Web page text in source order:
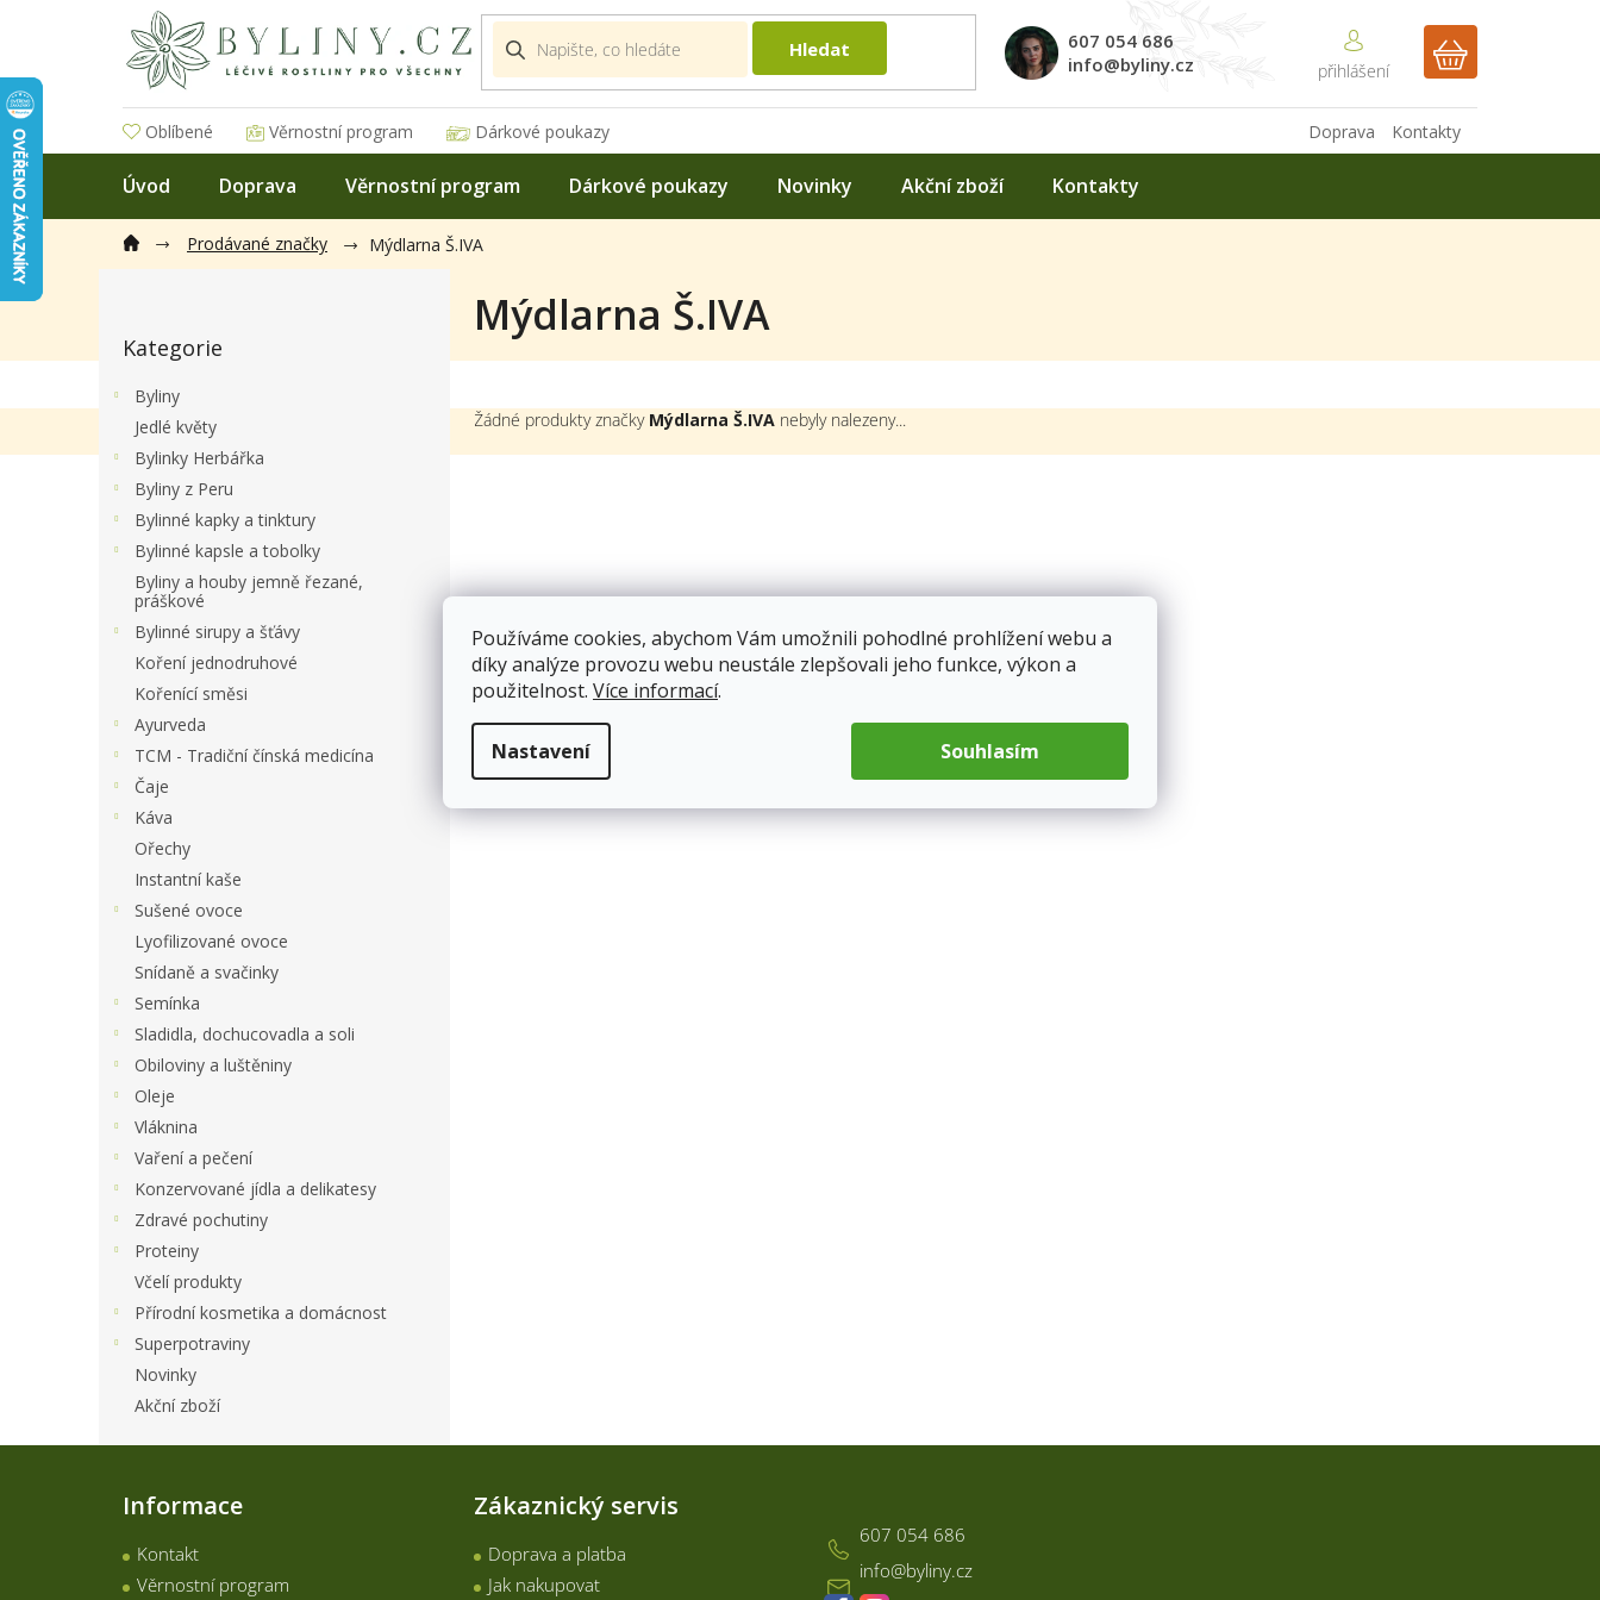
Používáme cookies, abychom Vám umožnili pohodlné prohlížení webu a
díky analýze provozu webu neustále zlepšovali jeho funkce, výkon a
použitelnost. Více informací.
Nastavení Souhlasím
Hledat
607 054 686
info@byliny.cz
NÁKUPNÍ
Oblíbené Věrnostní program Dárkové poukazy Kontakty
Doprava
Úvod Doprava Věrnostní program Dárkové poukazy Novinky Akční zboží Kontakty
Prodávané značky Mýdlarna Š.IVA
t
a
n
kategorie
Kategorie
Byliny
Jedlé květy
Bylinky Herbářka
Byliny z Peru
Bylinné kapky a tinktury
Bylinné kapsle a tobolky
Byliny a houby jemně řezané,
práškové
Bylinné sirupy a šťávy
Koření jednodruhové
Kořenící směsi
Ayurveda
TCM - Tradiční čínská medicína
Čaje
Káva
Ořechy
Instantní kaše
Sušené ovoce
Lyofilizované ovoce
Snídaně a svačinky
Semínka
Sladidla, dochucovadla a soli
Obiloviny a luštěniny
Oleje
Vláknina
Vaření a pečení
Konzervované jídla a delikatesy
Zdravé pochutiny
Proteiny
Včelí produkty
Přírodní kosmetika a domácnost
Superpotraviny
Novinky
Akční zboží
Mýdlarna Š.IVA
Žádné produkty značky Mýdlarna Š.IVA nebyly nalezeny...
Informace
Kontakt
Věrnostní program
Zákaznický servis
Doprava a platba
Jak nakupovat
info@byliny.cz
607 054 686